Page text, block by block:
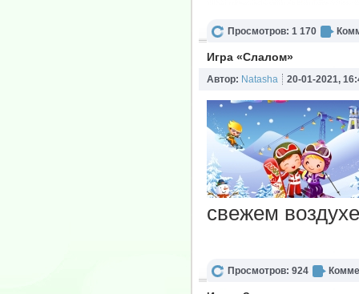
Просмотров: 1 170
Игра «Слалом»
Автор: Natasha 20-01-2021,
свежем
Просмотров: 924